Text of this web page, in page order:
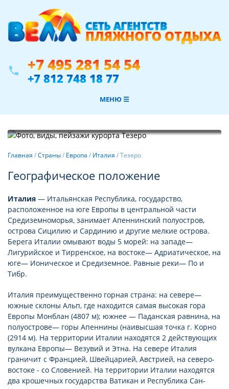
phone +7 495 281 54 54
+7 812 748 18 77
МЕНЮ ☰
Фотогалерея
Главная /Страны/ Европа / Италия /Тезеро
Географическое положение
Италия — Итальянская Республика, государство,
расположенное на юге Европы в центральной части
Средиземноморья, занимает Апеннинский полуостров,
острова Сицилию и Сардинию и другие мелкие острова.
Берега Италии омывают воды 5 морей: на западе—
Лигурийское и Тирренское, на востоке— Адриатическое, на
юге— Ионическое и Средиземное. Равные реки— По и
Тибр.
Италия преимущественно горная страна: на севере—
южные склоны Альп, где находится самая высокая гора
Европы Монблан (4807 м); южнее — Паданская равнина, на
полуострове— горы Апеннины (наивысшая точка г. Корно
(2914 м). На территории Италии находятся 2 действующих
вулкана Европы— Везувий и Этна. На севере Италия
граничит с Францией, Швейцарией, Австрией, на северо-
востоке - со Словенией. На территории Италии находятся
два крошечных государства Ватикан и Республика Сан-